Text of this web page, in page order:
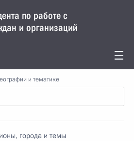
по работе с
и организаций
и тематике
города и темы